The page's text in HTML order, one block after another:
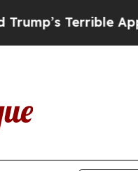
Terrible Approval